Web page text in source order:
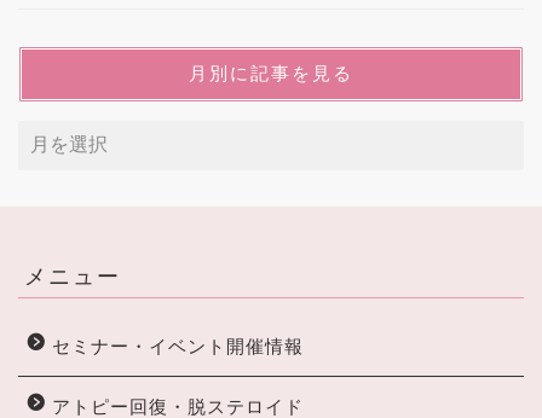
月別に記事を見る
メニュー
セミナー・イベント開催情報
アトピー回復・脱ステロイド